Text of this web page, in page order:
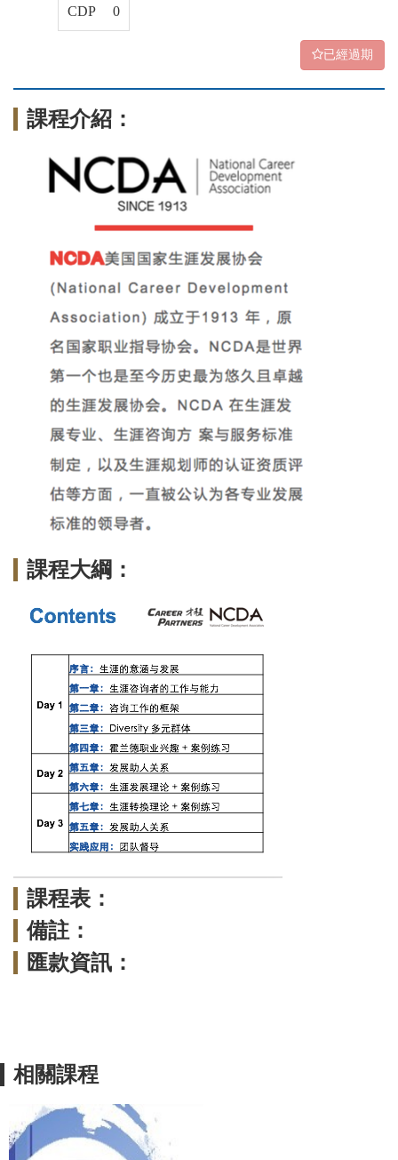
CDP 0
已經過期
課程介紹：
課程大綱：
課程表：
備註：
匯款資訊：
相關課程